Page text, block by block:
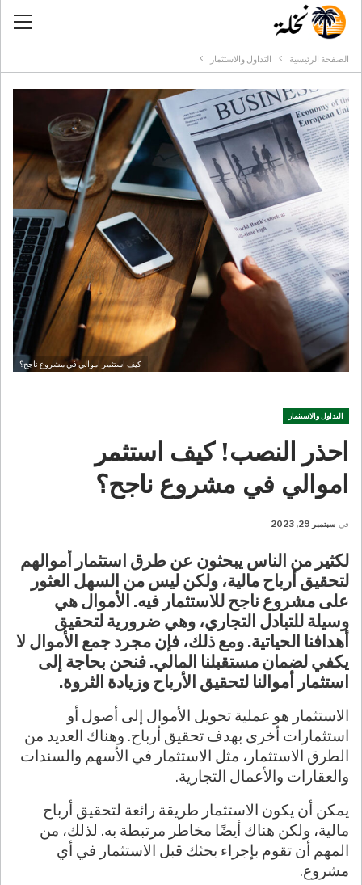
الصفحة الرئيسية التداول والاستثمار
كيف استثمر اموالي في مشروع ناجح؟
التداول والاستثمار
احذر النصب! كيف استثمر
اموالي في مشروع ناجح؟
في سبتمبر 29, 2023
لكثير من الناس يبحثون عن طرق استثمار أموالهم
لتحقيق أرباح مالية، ولكن ليس من السهل العثور
على مشروع ناجح للاستثمار فيه. الأموال هي
وسيلة للتبادل التجاري، وهي ضرورية لتحقيق
أهدافنا الحياتية. ومع ذلك، فإن مجرد جمع الأموال لا
يكفي لضمان مستقبلنا المالي. فنحن بحاجة إلى
استثمار أموالنا لتحقيق الأرباح وزيادة الثروة.
الاستثمار هو عملية تحويل الأموال إلى أصول أو
استثمارات أخرى بهدف تحقيق أرباح. وهناك العديد من
الطرق الاستثمار، مثل الاستثمار في الأسهم والسندات
والعقارات والأعمال التجارية.
يمكن أن يكون الاستثمار طريقة رائعة لتحقيق أرباح
مالية، ولكن هناك أيضًا مخاطر مرتبطة به. لذلك، من
المهم أن تقوم بإجراء بحثك قبل الاستثمار في أي
مشروع.